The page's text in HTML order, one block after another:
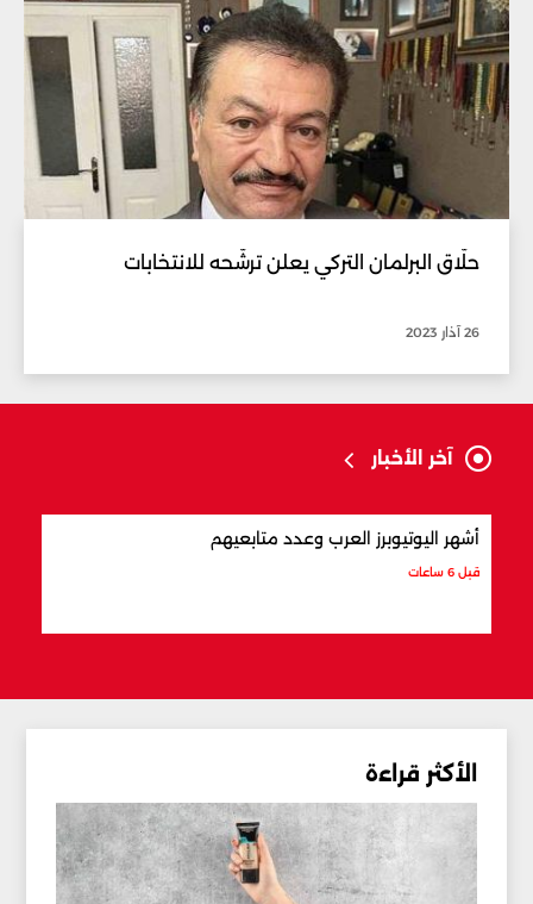
حلّاق البرلمان التركي يعلن ترشّحه للانتخابات
26 آذار 2023
آخر الأخبار
أشهر اليوتيوبرز العرب وعدد متابعيهم
قبل 6 ساعات
الأكثر قراءة